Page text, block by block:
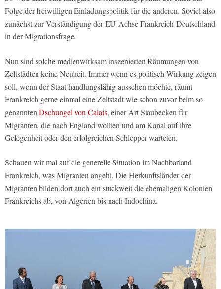
Folge der freiwilligen Einladungspolitik für die anderen. Soviel also
zunächst zur Verständigung der EU-Achse Frankreich-Deutschland
in der Migrationsfrage.
Nun sind solche medienwirksam inszenierten Räumungen von
Zeltstädten keine Neuheit. Immer wenn es politisch Wirkung zeigen
soll, wenn der Staat handlungsfähig aussehen möchte, räumt
Frankreich gerne einmal eine Zeltstadt wie schon zuvor beim so
genannten Dschungel von Calais, einer Art Staubecken für
Migranten, die nach England wollten und am Kanal auf ihre
Gelegenheit oder den erfolgreichen Schlepper warteten.
Schauen wir mal auf die generelle Situation im Nachbarland
Frankreich, was Migranten angeht. Die Herkunftsländer der
Migranten bilden dort auch ein stückweit die ehemaligen Kolonien
Frankreichs ab, von Algerien bis nach Indochina.